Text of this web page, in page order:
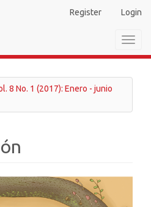
Register Login
8 No. 1 (2017): Enero - junio